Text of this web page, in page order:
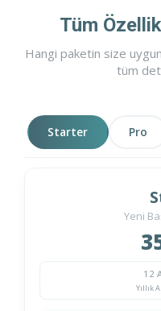
Tüm
Hangi paketin size
tüm
Starter Pro
Yeni
12
Yıllık